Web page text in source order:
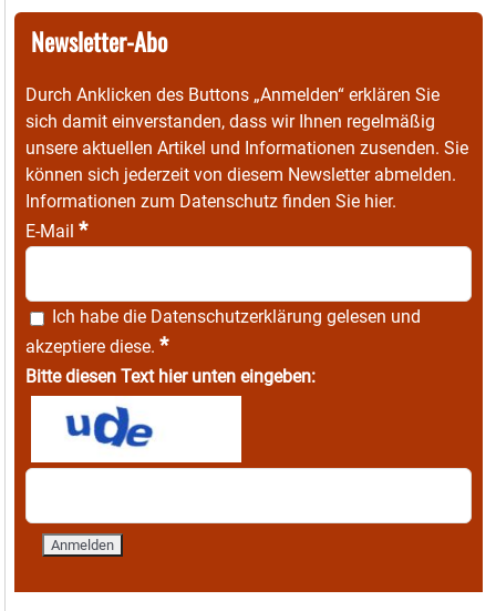
Newsletter-Abo
Durch Anklicken des Buttons „Anmelden“ erklären Sie
sich damit einverstanden, dass wir Ihnen regelmäßig
unsere aktuellen Artikel und Informationen zusenden. Sie
können sich jederzeit von diesem Newsletter abmelden.
Informationen zum Datenschutz finden Sie hier.
E-Mail *
Ich habe die Datenschutzerklärung gelesen und
akzeptiere diese. *
Bitte diesen Text hier unten eingeben: